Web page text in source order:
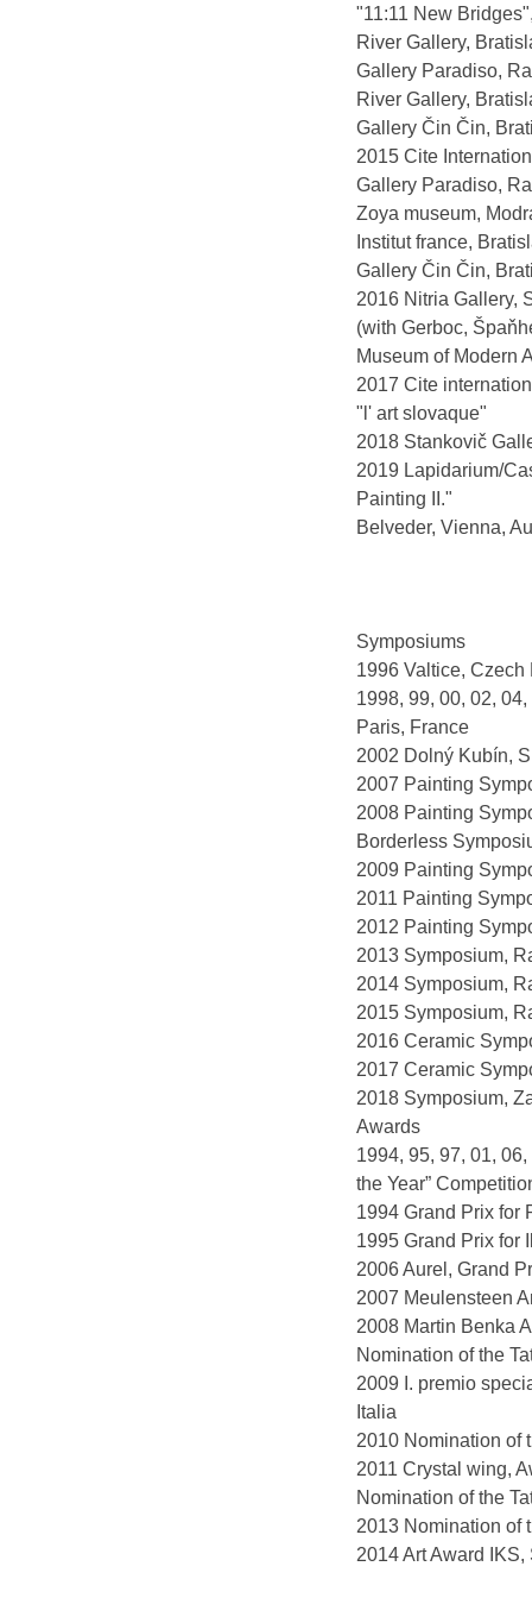
"11:11 New
River Gallery,
Gallery Paradiso,
River Gallery,
Gallery Čin Čin,
2015 Cite
Gallery Paradiso,
Zoya museum,
Institut france,
Gallery Čin Čin,
2016 Nitria Gallery,
(with Gerboc,
Museum of Modern
2017 Cite
"l' art slovaque"
2018 Stankovič
2019 Lapidarium/
Painting II."
Belveder, Vienna,
Symposiums
1996 Valtice, Czech
1998, 99, 00, 02,
Paris, France
2002 Dolný Kubín,
2007 Painting
2008 Painting
Borderless
2009 Painting
2011 Painting
2012 Painting
2013 Symposium,
2014 Symposium,
2015 Symposium,
2016 Ceramic
2017 Ceramic
2018 Symposium,
Awards
1994, 95, 97, 01,
the Year”
1994 Grand Prix for
1995 Grand Prix for
2006 Aurel, Grand
2007 Meulensteen
2008 Martin Benka
Nomination of the
2009 I. premio
Italia
2010 Nomination of
2011 Crystal wing,
Nomination of the
2013 Nomination of
2014 Art Award